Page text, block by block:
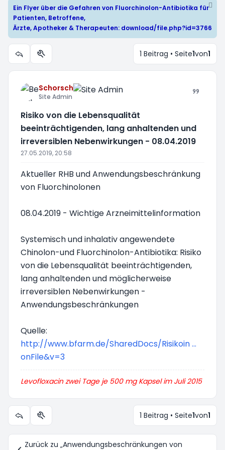
Ein Flyer über die Gefahren von Fluorchinolon-Antibiotika für
Patienten, Betroffene,
Ärzte, Apotheker & Therapeuten: download/file.php?id=3766
Themen-Optionen 1 Beitrag • Seite1von1
Schorsch
Site Admin
Risiko von die Lebensqualität
beeinträchtigenden, lang anhaltenden und
irreversiblen Nebenwirkungen - 08.04.2019
27.05.2019, 20:58
Aktueller RHB und Anwendungsbeschränkung
von Fluorchinolonen
08.04.2019 - Wichtige Arzneimittelinformation
Systemisch und inhalativ angewendete
Chinolon-und Fluorchinolon-Antibiotika: Risiko
von die Lebensqualität beeinträchtigenden,
lang anhaltenden und möglicherweise
irreversiblen Nebenwirkungen -
Anwendungsbeschränkungen
Quelle:
http://www.bfarm.de/SharedDocs/Risikoin ...
onFile&v=3
Levofloxacin zwei Tage je 500 mg Kapsel im Juli 2015
Themen-Optionen 1 Beitrag • Seite1von1
Zurück zu „Anwendungsbeschränkungen von